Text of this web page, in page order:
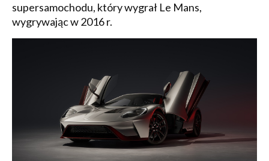
supersamochodu, który wygrał Le Mans,
wygrywając w 2016 r.